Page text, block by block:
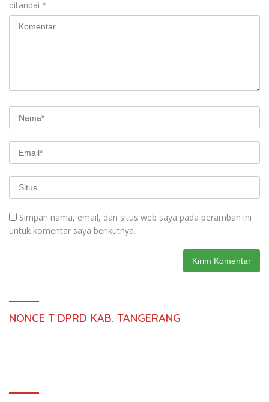
ditandai *
Simpan nama, email, dan situs web saya pada peramban ini
untuk komentar saya berikutnya.
NONCE T DPRD KAB. TANGERANG